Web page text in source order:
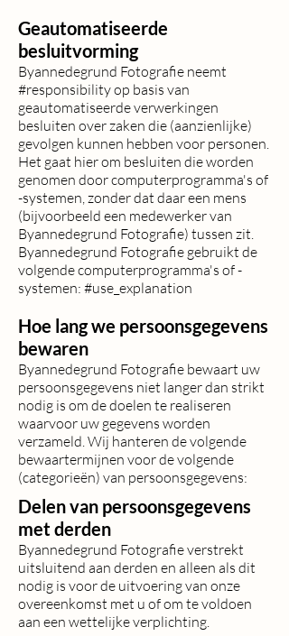
Geautomatiseerde
besluitvorming
Byannedegrund Fotografie neemt
#responsibility op basis van
geautomatiseerde verwerkingen
besluiten over zaken die (aanzienlijke)
gevolgen kunnen hebben voor personen.
Het gaat hier om besluiten die worden
genomen door computerprogramma's of
-systemen, zonder dat daar een mens
(bijvoorbeeld een medewerker van
Byannedegrund Fotografie) tussen zit.
Byannedegrund Fotografie gebruikt de
volgende computerprogramma's of -
systemen: #use_explanation
Hoe lang we persoonsgegevens
bewaren
Byannedegrund Fotografie bewaart uw
persoonsgegevens niet langer dan strikt
nodig is om de doelen te realiseren
waarvoor uw gegevens worden
verzameld. Wij hanteren de volgende
bewaartermijnen voor de volgende
(categorieën) van persoonsgegevens:
Delen van persoonsgegevens
met derden
Byannedegrund Fotografie verstrekt
uitsluitend aan derden en alleen als dit
nodig is voor de uitvoering van onze
overeenkomst met u of om te voldoen
aan een wettelijke verplichting.